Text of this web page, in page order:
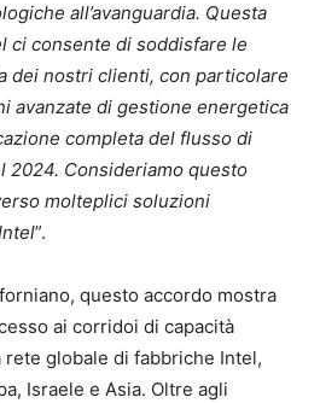
all’avanguardia. Questa
ci consente di soddisfare le
dei nostri clienti, con particolare
avanzate di gestione energetica
completa del flusso di
2024. Consideriamo questo
molteplici soluzioni
”.
questo accordo mostra
ai corridoi di capacità
globale di fabbriche Intel,
Israele e Asia. Oltre agli